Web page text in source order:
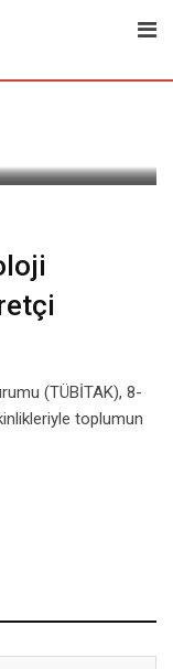
(TÜBİTAK), 8-
toplumun